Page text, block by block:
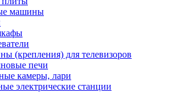
машины
(крепления) для телевизоров
печи
камеры, лари
электрические станции